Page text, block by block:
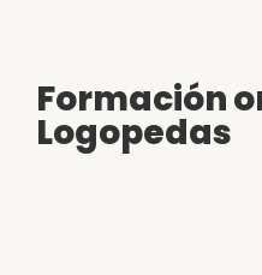
Formación
Logopedas